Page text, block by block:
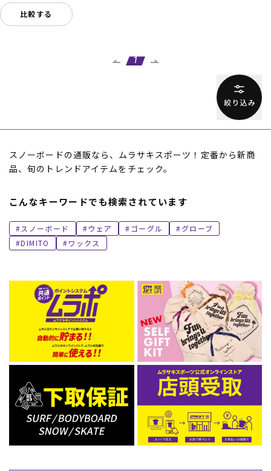
比較する
1
スノーボードの通販なら、ムラサキスポーツ！定番から新商
品、旬のトレンドアイテムをチェック。
こんなキーワードでも検索されています
スノーボード ウェア ゴーグル
グローブ
DIMITO
ワックス